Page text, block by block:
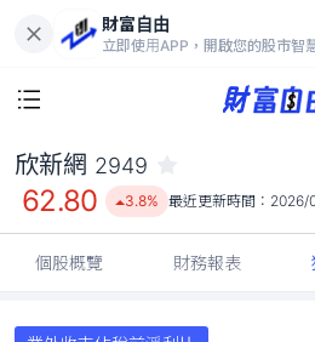
財富自由
立即使用APP，開啟您的股市智
62.80
3.8%
欣新網 2949
62.80 3.8% 最近更新時間： 2026/
個股概覽 財務報表